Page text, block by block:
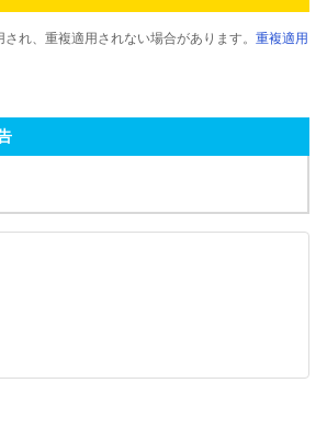
れ、重複適用されない場合があります。 重複適用